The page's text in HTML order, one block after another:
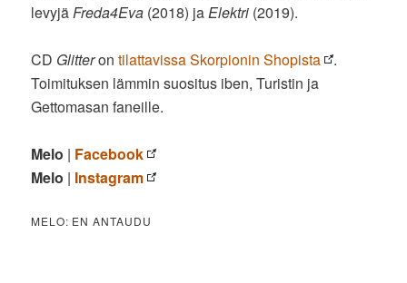
levyjäFreda4Eva (2018) jaElektri (2019).
CD Glitterontilattavissa Skorpionin Shopista
.
Toimituksen lämmin suositus iben, Turistin ja
Gettomasan faneille.
Melo | Facebook
Melo | Instagram
MELO: EN ANTAUDU